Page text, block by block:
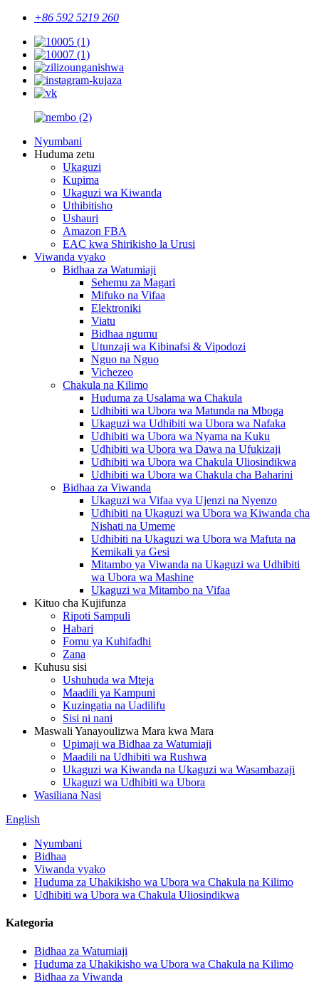
+86 592 5219 260
Nyumbani
Huduma zetu
Ukaguzi
Kupima
Ukaguzi wa Kiwanda
Uthibitisho
Ushauri
Amazon FBA
EAC kwa Shirikisho la Urusi
Viwanda vyako
Bidhaa za Watumiaji
Sehemu za Magari
Mifuko na Vifaa
Elektroniki
Viatu
Bidhaa ngumu
Utunzaji wa Kibinafsi & Vipodozi
Nguo na Nguo
Vichezeo
Chakula na Kilimo
Huduma za Usalama wa Chakula
Udhibiti wa Ubora wa Matunda na Mboga
Ukaguzi wa Udhibiti wa Ubora wa Nafaka
Udhibiti wa Ubora wa Nyama na Kuku
Udhibiti wa Ubora wa Dawa na Ufukizaji
Udhibiti wa Ubora wa Chakula Uliosindikwa
Udhibiti wa Ubora wa Chakula cha Baharini
Bidhaa za Viwanda
Ukaguzi wa Vifaa vya Ujenzi na Nyenzo
Udhibiti na Ukaguzi wa Ubora wa Kiwanda cha
Nishati na Umeme
Udhibiti na Ukaguzi wa Ubora wa Mafuta na
Kemikali ya Gesi
Mitambo ya Viwanda na Ukaguzi wa Udhibiti
wa Ubora wa Mashine
Ukaguzi wa Mitambo na Vifaa
Kituo cha Kujifunza
Ripoti Sampuli
Habari
Fomu ya Kuhifadhi
Zana
Kuhusu sisi
Ushuhuda wa Mteja
Maadili ya Kampuni
Kuzingatia na Uadilifu
Sisi ni nani
Maswali Yanayoulizwa Mara kwa Mara
Upimaji wa Bidhaa za Watumiaji
Maadili na Udhibiti wa Rushwa
Ukaguzi wa Kiwanda na Ukaguzi wa Wasambazaji
Ukaguzi wa Udhibiti wa Ubora
Wasiliana Nasi
English
Nyumbani
Bidhaa
Viwanda vyako
Huduma za Uhakikisho wa Ubora wa Chakula na Kilimo
Udhibiti wa Ubora wa Chakula Uliosindikwa
Kategoria
Bidhaa za Watumiaji
Huduma za Uhakikisho wa Ubora wa Chakula na Kilimo
Bidhaa za Viwanda